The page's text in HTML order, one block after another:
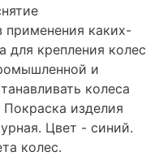
применения каких-
для крепления колес
и
колеса
изделия
Цвет - синий.
колес.